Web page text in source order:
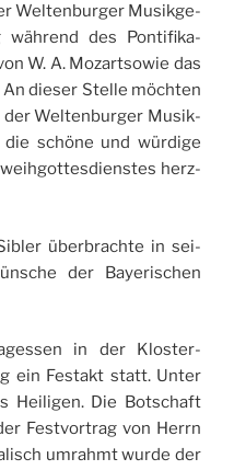
Wel­ten­bur­ger Musik­ge­
wäh­rend des Pon­ti­fi­ka­
W. A. Mozart­so­wie das
An die­ser Stelle möch­ten
der Wel­ten­bur­ger Musik­
schöne und wür­dige
herz­
über­brachte in sei­
der Baye­ri­schen
in der Klos­ter­
ein Fes­takt statt. Unter
Hei­li­gen. Die Bot­schaft
Fest­vor­trag von Herrn
umrahmt wurde der